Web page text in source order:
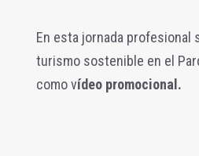
En esta jornada profesional
turismo sostenible en el
como vídeo promocional.